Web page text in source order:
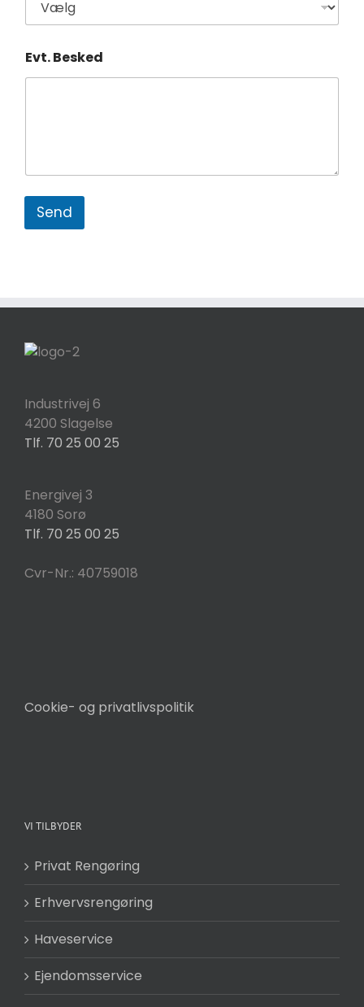
e
E
v
t
f
Evt. Besked
Send
Industrivej 6
4200 Slagelse
Tlf. 70 25 00 25
Energivej 3
4180 Sorø
Tlf. 70 25 00 25
Cvr-Nr.: 40759018
Cookie- og privatlivspolitik
VI TILBYDER
Privat Rengøring
Erhvervsrengøring
Haveservice
Ejendomsservice